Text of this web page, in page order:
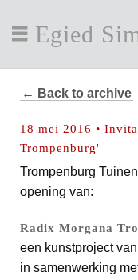
Egied
← Back to archive
18 mei 2016 •
Trompenburg'
Trompenburg
opening van:
Radix Morgana
een kunstproject
in samenwerking